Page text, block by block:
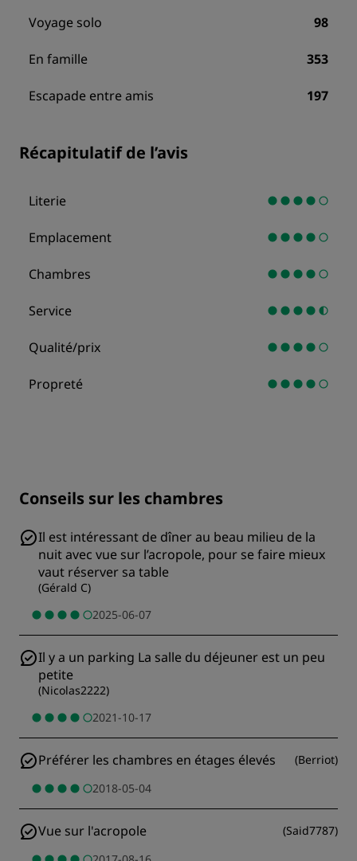
Voyage solo 98
En famille 353
Escapade entre amis 197
Récapitulatif de l’avis
Literie
Emplacement
Chambres
Service
Qualité/prix
Propreté
Conseils sur les chambres
Il est intéressant de dîner au beau milieu de la
nuit avec vue sur l’acropole, pour se faire mieux
vaut réserver sa table
(Gérald C)
2025-06-07
Il y a un parking La salle du déjeuner est un peu
petite
(Nicolas2222)
2021-10-17
Préférer les chambres en étages élevés (Berriot)
2018-05-04
Vue sur l'acropole (Said7787)